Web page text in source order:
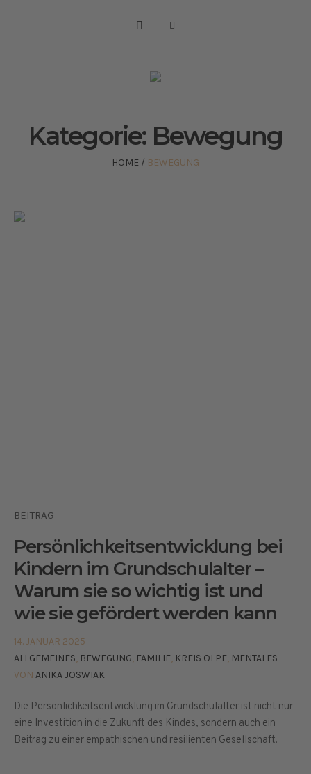
Kategorie: Bewegung
HOME / BEWEGUNG
BEITRAG
Persönlichkeitsentwicklung bei
Kindern im Grundschulalter –
Warum sie so wichtig ist und
wie sie gefördert werden kann
14. JANUAR 2025
ALLGEMEINES, BEWEGUNG, FAMILIE, KREIS OLPE, MENTALES
VON ANIKA JOSWIAK
Die Persönlichkeitsentwicklung im Grundschulalter ist nicht nur
eine Investition in die Zukunft des Kindes, sondern auch ein
Beitrag zu einer empathischen und resilienten Gesellschaft.